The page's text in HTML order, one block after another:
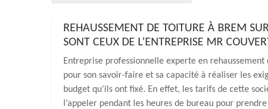
REHAUSSEMENT DE TOITURE À BREM
SONT CEUX DE L’ENTREPRISE MR
Entreprise professionnelle experte en
pour son savoir-faire et sa capacité à réaliser les
budget qu’ils ont fixé. En effet, les tarifs de cette
l’appeler pendant les heures de bureau pour